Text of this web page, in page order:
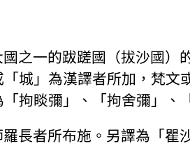
之一的跋蹉國（拔沙國）
城」為漢譯者所加，梵
拘睒彌」、「拘舍彌」、
長者所布施。另譯為「瞿